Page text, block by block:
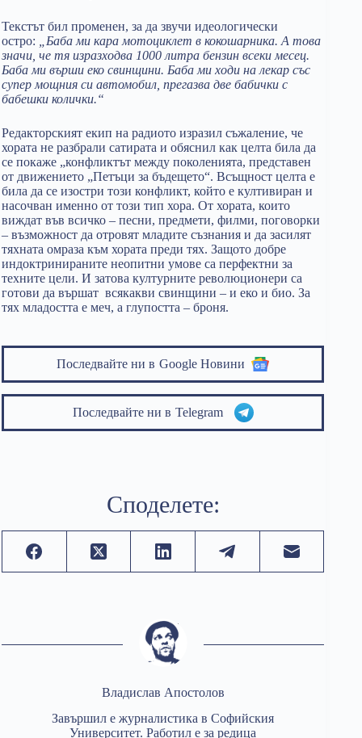
Текстът бил променен, за да звучи идеологически
остро:
„Баба ми кара мотоциклет в кокошарника. А това
значи, че тя изразходва 1000 литра бензин всеки месец.
Баба ми върши еко свинщини. Баба ми ходи на лекар със
супер мощния си автомобил, прегазва две бабички с
бабешки колички.“
Редакторският екип на радиото изразил съжаление, че
хората не разбрали сатирата и обяснил как целта била да
се покаже „конфликтът между поколенията, представен
от движението „Петъци за бъдещето“. Всъщност целта е
била да се изостри този конфликт, който е култивиран и
насочван именно от този тип хора. От хората, които
виждат във всичко – песни, предмети, филми, поговорки
– възможност да отровят младите съзнания и да засилят
тяхната омраза към хората преди тях. Защото добре
индоктринираните неопитни умове са перфектни за
техните цели. И затова културните революционери са
готови да вършат всякакви свинщини – и еко и био. За
тях младостта е меч, а глупостта – броня.
Последвайте ни в Google Новини
Последвайте ни в Telegram
Споделете:
Владислав Апостолов
Завършил е журналистика в Софийския
Университет. Работил е за редица